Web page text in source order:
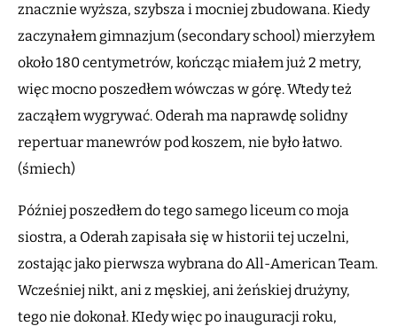
znacznie wyższa, szybsza i mocniej zbudowana. Kiedy
zaczynałem gimnazjum (secondary school) mierzyłem
około 180 centymetrów, kończąc miałem już 2 metry,
więc mocno poszedłem wówczas w górę. Wtedy też
zacząłem wygrywać. Oderah ma naprawdę solidny
repertuar manewrów pod koszem, nie było łatwo.
(śmiech)
Później poszedłem do tego samego liceum co moja
siostra, a Oderah zapisała się w historii tej uczelni,
zostając jako pierwsza wybrana do All-American Team.
Wcześniej nikt, ani z męskiej, ani żeńskiej drużyny,
tego nie dokonał. KIedy więc po inauguracji roku,